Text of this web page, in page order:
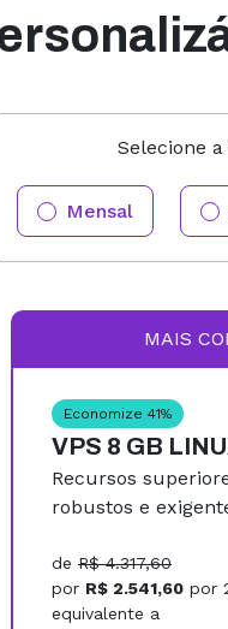
Selecione
Mensal
MAIS
Economize 41%
VPS 8 GB
Recursos
robustos e
de R$ 4.317,60
por R$ 2.541,60 por
equivalente a